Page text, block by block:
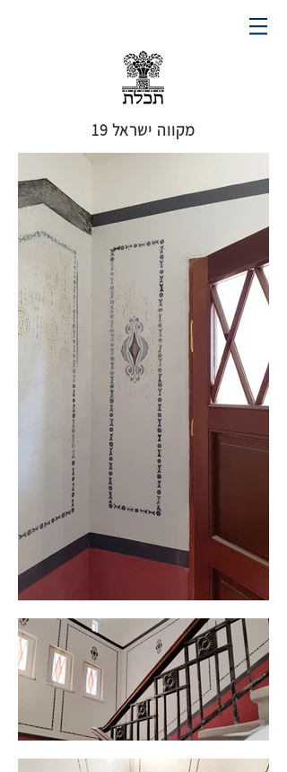
מקווה ישראל 19